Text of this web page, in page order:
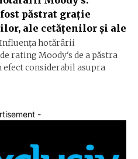
păstrat grație
ale cetățenilor și ale
Influența hotărârii
rating Moody's de a păstra
considerabil asupra
-